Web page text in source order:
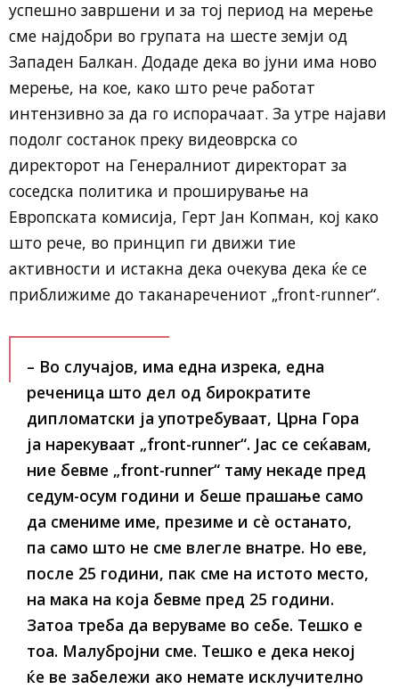
успешно завршени и за тој период на мерење
сме најдобри во групата на шесте земји од
Западен Балкан. Додаде дека во јуни има ново
мерење, на кое, како што рече работат
интензивно за да го испорачаат. За утре најави
подолг состанок преку видеоврска со
директорот на Генералниот директорат за
соседска политика и проширување на
Европската комисија, Герт Јан Копман, кој како
што рече, во принцип ги движи тие
активности и истакна дека очекува дека ќе се
приближиме до таканаречениот „front-runner“.
– Во случајов, има една изрека, една
реченица што дел од бирократите
дипломатски ја употребуваат, Црна Гора
ја нарекуваат „front-runner“. Јас се сеќавам,
ние бевме „front-runner“ таму некаде пред
седум-осум години и беше прашање само
да смениме име, презиме и сè останато,
па само што не сме влегле внатре. Но еве,
после 25 години, пак сме на истото место,
на мака на која бевме пред 25 години.
Затоа треба да веруваме во себе. Тешко е
тоа. Малубројни сме. Тешко е дека некој
ќе ве забележи ако немате исклучително